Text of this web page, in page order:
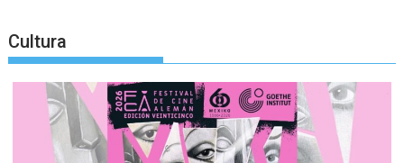
Cultura